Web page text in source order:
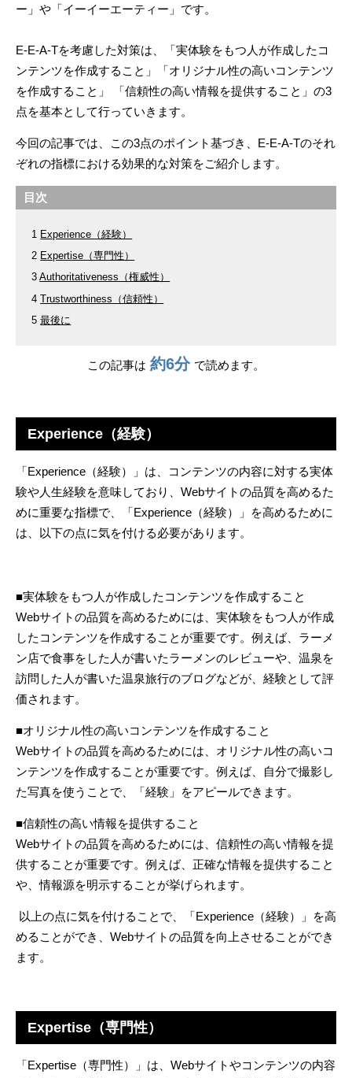
ー」や「イーイーエーティー」です。
E-E-A-Tを考慮した対策は、「実体験をもつ人が作成したコ
ンテンツを作成すること」「オリジナル性の高いコンテンツ
を作成すること」 「信頼性の高い情報を提供すること」の3
点を基本として行っていきます。
今回の記事では、この3点のポイント基づき、 E-E-A-Tのそれ
ぞれの指標における効果的な対策をご紹介します。
目次
Experience（経験）
Expertise（専門性）
Authoritativeness（権威性）
Trustworthiness（信頼性）
最後に
この記事は 約6分 で読めます。
Experience（経験）
「Experience （経験）」は、コンテンツの内容に対する実体
験や人生経験を意味しており、 Webサイトの品質を高めるた
めに重要な指標で、「Experience （経験）」を高めるために
は、以下の点に気を付ける必要があります。
■実体験をもつ人が作成したコンテンツを作成すること
Webサイトの品質を高めるためには、実体験をもつ人が作成
したコンテンツを作成することが重要です。例えば、ラーメ
ン店で食事をした人が書いたラーメンのレビューや、温泉を
訪問した人が書いた温泉旅行のブログなどが、経験として評
価されます。
■オリジナル性の高いコンテンツを作成すること
Webサイトの品質を高めるためには、オリジナル性の高いコ
ンテンツを作成することが重要です。例えば、自分で撮影し
た写真を使うことで、「経験」をアピールできます。
■信頼性の高い情報を提供すること
Webサイトの品質を高めるためには、信頼性の高い情報を提
供することが重要です。例えば、正確な情報を提供すること
や、情報源を明示することが挙げられます。
以上の点に気を付けることで、「Experience （経験）」を高
めることができ、 Webサイトの品質を向上させることができ
ます。
Expertise（専門性）
「Expertise （専門性）」は、 Webサイトやコンテンツの内容